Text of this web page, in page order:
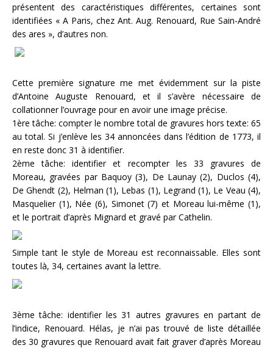
présentent des caractéristiques différentes, certaines sont
identifiées « A Paris, chez Ant. Aug. Renouard, Rue Sain-André
des ares », d’autres non.
Cette première signature me met évidemment sur la piste
d’Antoine Auguste Renouard, et il s’avère nécessaire de
collationner l’ouvrage pour en avoir une image précise.
1ère tâche: compter le nombre total de gravures hors texte: 65
au total. Si j’enlève les 34 annoncées dans l’édition de 1773, il
en reste donc 31 à identifier.
2ème tâche: identifier et recompter les 33 gravures de
Moreau, gravées par Baquoy (3), De Launay (2), Duclos (4),
De Ghendt (2), Helman (1), Lebas (1), Legrand (1), Le Veau (4),
Masquelier (1), Née (6), Simonet (7) et Moreau lui-même (1),
et le portrait d’après Mignard et gravé par Cathelin.
Simple tant le style de Moreau est reconnaissable. Elles sont
toutes là, 34, certaines avant la lettre.
3ème tâche: identifier les 31 autres gravures en partant de
l’indice, Renouard. Hélas, je n’ai pas trouvé de liste détaillée
des 30 gravures que Renouard avait fait graver d’après Moreau